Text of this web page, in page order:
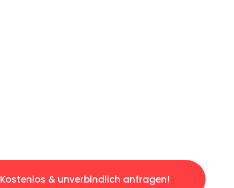
Kostenlos & unverbindlich anfragen!